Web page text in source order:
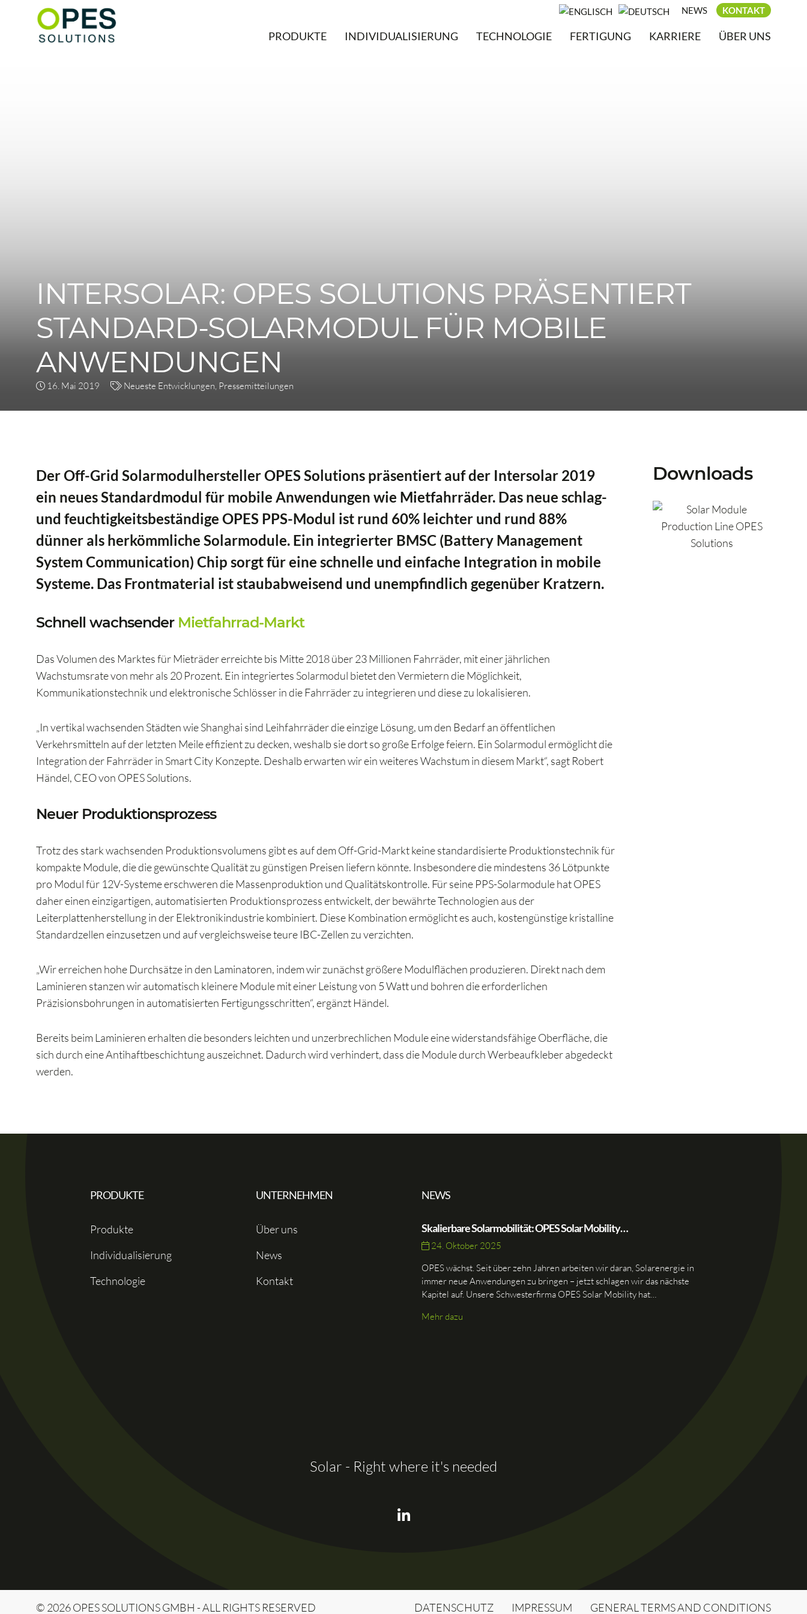
NEWS KONTAKT
PRODUKTE INDIVIDUALISIERUNG TECHNOLOGIE FERTIGUNG KARRIERE ÜBER UNS
INTERSOLAR: OPES SOLUTIONS PRÄSENTIERT
STANDARD-SOLARMODUL FÜR MOBILE
ANWENDUNGEN
16. Mai 2019 Neueste Entwicklungen, Pressemitteilungen
Der Off-Grid Solarmodulhersteller OPES Solutions präsentiert auf der Intersolar 2019
ein neues Standardmodul für mobile Anwendungen wie Mietfahrräder. Das neue schlag-
und feuchtigkeitsbeständige OPES PPS-Modul ist rund 60% leichter und rund 88%
dünner als herkömmliche Solarmodule. Ein integrierter BMSC (Battery Management
System Communication) Chip sorgt für eine schnelle und einfache Integration in mobile
Systeme. Das Frontmaterial ist staubabweisend und unempfindlich gegenüber Kratzern.
Schnell wachsender Mietfahrrad-Markt
Das Volumen des Marktes für Mieträder erreichte bis Mitte 2018 über 23 Millionen Fahrräder, mit einer jährlichen
Wachstumsrate von mehr als 20 Prozent. Ein integriertes Solarmodul bietet den Vermietern die Möglichkeit,
Kommunikationstechnik und elektronische Schlösser in die Fahrräder zu integrieren und diese zu lokalisieren.
„In vertikal wachsenden Städten wie Shanghai sind Leihfahrräder die einzige Lösung, um den Bedarf an öffentlichen
Verkehrsmitteln auf der letzten Meile effizient zu decken, weshalb sie dort so große Erfolge feiern. Ein Solarmodul ermöglicht die
Integration der Fahrräder in Smart City Konzepte. Deshalb erwarten wir ein weiteres Wachstum in diesem Markt“, sagt Robert
Händel, CEO von OPES Solutions.
Neuer Produktionsprozess
Trotz des stark wachsenden Produktionsvolumens gibt es auf dem Off-Grid-Markt keine standardisierte Produktionstechnik für
kompakte Module, die die gewünschte Qualität zu günstigen Preisen liefern könnte. Insbesondere die mindestens 36 Lötpunkte
pro Modul für 12V-Systeme erschweren die Massenproduktion und Qualitätskontrolle. Für seine PPS-Solarmodule hat OPES
daher einen einzigartigen, automatisierten Produktionsprozess entwickelt, der bewährte Technologien aus der
Leiterplattenherstellung in der Elektronikindustrie kombiniert. Diese Kombination ermöglicht es auch, kostengünstige kristalline
Standardzellen einzusetzen und auf vergleichsweise teure IBC-Zellen zu verzichten.
„Wir erreichen hohe Durchsätze in den Laminatoren, indem wir zunächst größere Modulflächen produzieren. Direkt nach dem
Laminieren stanzen wir automatisch kleinere Module mit einer Leistung von 5 Watt und bohren die erforderlichen
Präzisionsbohrungen in automatisierten Fertigungsschritten“, ergänzt Händel.
Bereits beim Laminieren erhalten die besonders leichten und unzerbrechlichen Module eine widerstandsfähige Oberfläche, die
sich durch eine Antihaftbeschichtung auszeichnet. Dadurch wird verhindert, dass die Module durch Werbeaufkleber abgedeckt
werden.
Downloads
PRODUKTE
Produkte
Individualisierung
Technologie
UNTERNEHMEN
Über uns
News
Kontakt
NEWS
Skalierbare Solarmobilität: OPES Solar Mobility…
24. Oktober 2025
OPES wächst. Seit über zehn Jahren arbeiten wir daran, Solarenergie in
immer neue Anwendungen zu bringen – jetzt schlagen wir das nächste
Kapitel auf. Unsere Schwesterfirma OPES Solar Mobility hat…
Mehr dazu
Solar - Right where it's needed
© 2026 OPES SOLUTIONS GMBH - ALL RIGHTS RESERVED DATENSCHUTZ IMPRESSUM GENERAL TERMS AND CONDITIONS